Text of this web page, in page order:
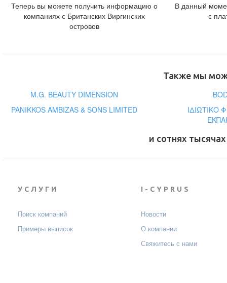
Теперь вы можете получить информацию о
компаниях с Британских Виргинских
островов
В данный
с
Также мы
M.G. BEAUTY DIMENSION
PANIKKOS AMBIZAS & SONS LIMITED
ΙΔΙΩΤΙΚΟ
и сотнях
УСЛУГИ
Поиск компаний
Примеры выписок
I-CYPRUS
Новости
О компании
Свяжитесь с нами